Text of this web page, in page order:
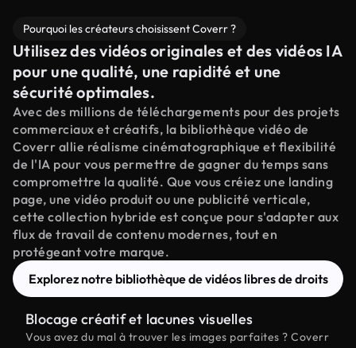
Pourquoi les créateurs choisissent Coverr ?
Utilisez des vidéos originales et des vidéos IA
pour une qualité, une rapidité et une
sécurité optimales.
Avec des millions de téléchargements pour des projets
commerciaux et créatifs, la bibliothèque vidéo de
Coverr allie réalisme cinématographique et flexibilité
de l'IA pour vous permettre de gagner du temps sans
compromettre la qualité. Que vous créiez une landing
page, une vidéo produit ou une publicité verticale,
cette collection hybride est conçue pour s'adapter aux
flux de travail de contenu modernes, tout en
protégeant votre marque.
Explorez notre bibliothèque de vidéos libres de droits
Blocage créatif et lacunes visuelles
Vous avez du mal à trouver les images parfaites ? Coverr